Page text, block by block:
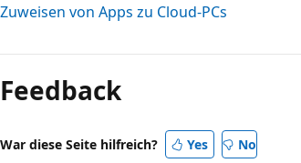
Zuweisen von Apps zu Cloud-PCs
deaktiviert
Feedback
War diese Seite hilfreich? Yes No